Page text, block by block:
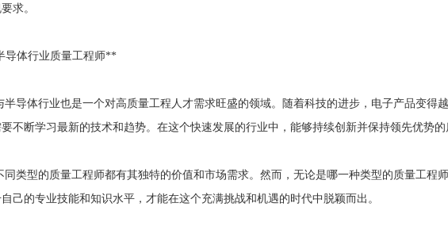
求。
导体行业质量工程师**
半导体行业也是一个对高质量工程人才需求旺盛的领域。随着科技的进步，电子产品变得
不断学习最新的技术和趋势。在这个快速发展的行业中，能够持续创新并保持领先优势的
同类型的质量工程师都有其独特的价值和市场需求。然而，无论是哪一种类型的质量工程
己的专业技能和知识水平，才能在这个充满挑战和机遇的时代中脱颖而出。